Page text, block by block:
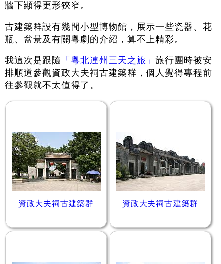
牆下顯得更形狹窄。
古建築群設有幾間小型博物館，展示一些瓷器、花
瓶、盆景及有關粵劇的介紹，算不上精彩。
我這次是跟隨 「粵北連州三天之旅」旅行團時被安
排順道參觀資政大夫祠古建築群，個人覺得專程前
往參觀就不太值得了。
資政大夫祠古建築群 資政大夫祠古建築群